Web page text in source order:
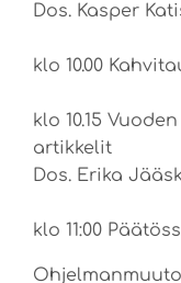
Dos. Kasper
klo 10.00
klo 10.15
artikkelit
Dos. Erika
klo 11:00